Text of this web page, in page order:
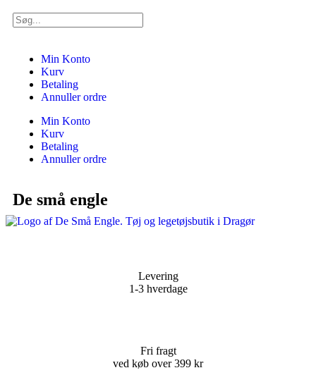
Min Konto
Kurv
Betaling
Annuller ordre
Min Konto
Kurv
Betaling
Annuller ordre
De små engle
Levering
1-3 hverdage
Fri fragt
ved køb over 399 kr